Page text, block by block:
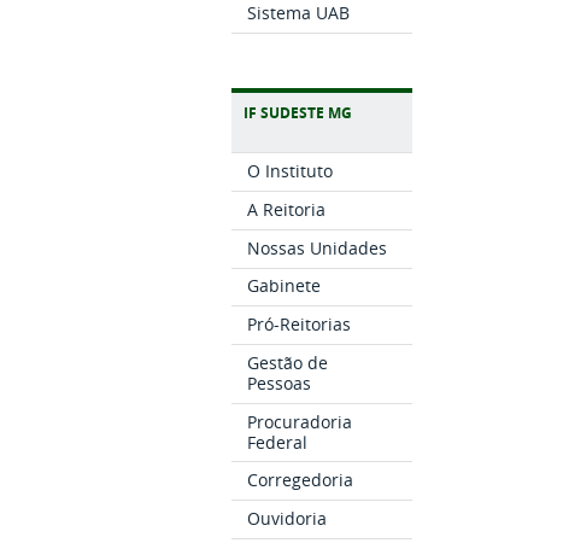
Sistema UAB
IF SUDESTE MG
O Instituto
A Reitoria
Nossas Unidades
Gabinete
Pró-Reitorias
Gestão de
Pessoas
Procuradoria
Federal
Corregedoria
Ouvidoria